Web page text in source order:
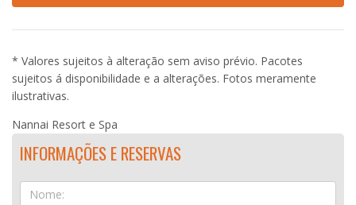
* Valores sujeitos à alteração sem aviso prévio. Pacotes
sujeitos á disponibilidade e a alterações. Fotos meramente
ilustrativas.
Nannai Resort e Spa
INFORMAÇÕES E RESERVAS